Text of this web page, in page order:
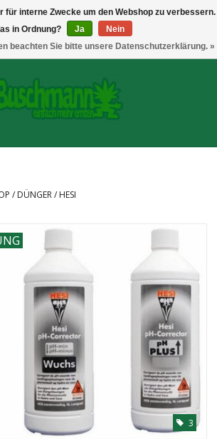
/ DÜNGER/ HESI
3
für interne Zwecke um den Webshop zu verbessern.
in Ordnung?
Ja
Nein
beachten Sie bitte unsere Datenschutzerklärung. »